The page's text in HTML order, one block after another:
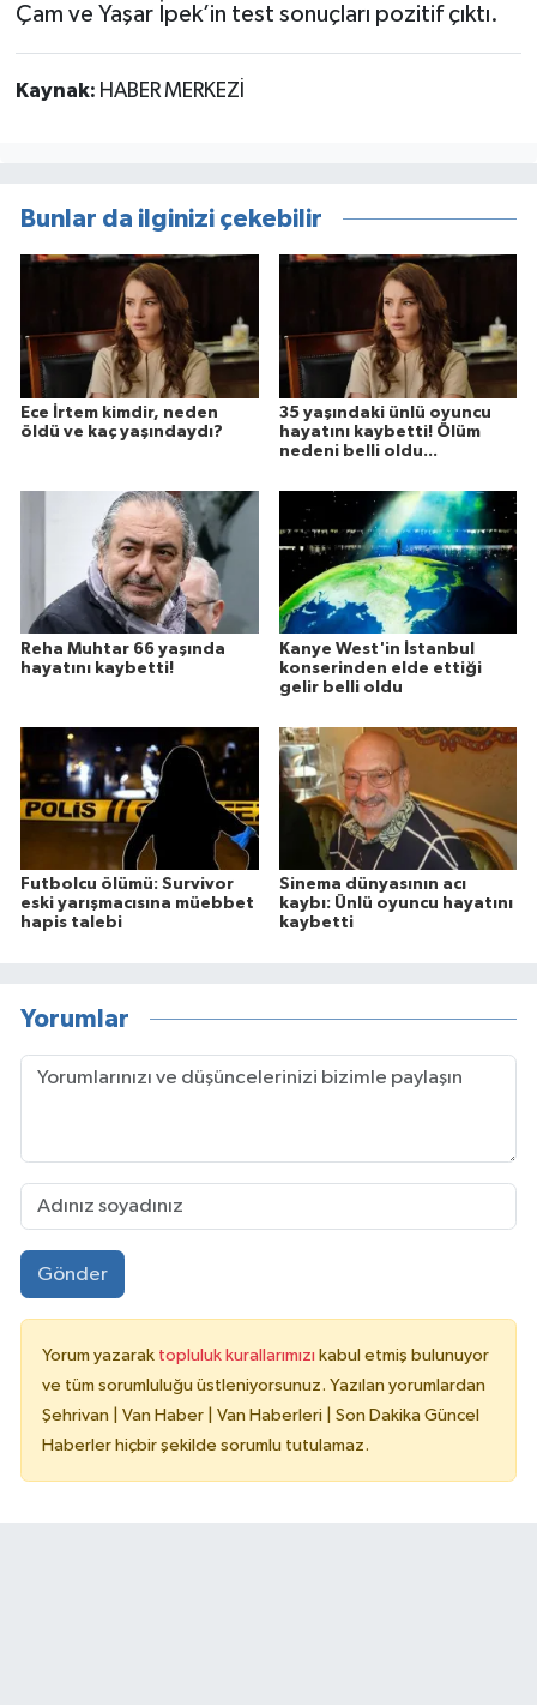
Çam ve Yaşar İpek’in test sonuçları pozitif çıktı.
Kaynak: HABER MERKEZİ
Bunlar da ilginizi çekebilir
Ece İrtem kimdir, neden
öldü ve kaç yaşındaydı?
35 yaşındaki ünlü oyuncu
hayatını kaybetti! Ölüm
nedeni belli oldu...
Reha Muhtar 66 yaşında
hayatını kaybetti!
Kanye West'in İstanbul
konserinden elde ettiği
gelir belli oldu
Futbolcu ölümü: Survivor
eski yarışmacısına müebbet
hapis talebi
Sinema dünyasının acı
kaybı: Ünlü oyuncu hayatını
kaybetti
Yorumlar
Gönder
Yorum yazarak topluluk kurallarımızı kabul etmiş bulunuyor
ve tüm sorumluluğu üstleniyorsunuz. Yazılan yorumlardan
Şehrivan | Van Haber | Van Haberleri | Son Dakika Güncel
Haberler hiçbir şekilde sorumlu tutulamaz.